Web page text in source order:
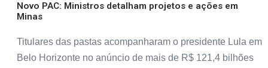
Novo PAC: Ministros detalham projetos e ações em
Minas
Titulares das pastas acompanharam o presidente Lula em
Belo Horizonte no anúncio de mais de R$ 121,4 bilhões